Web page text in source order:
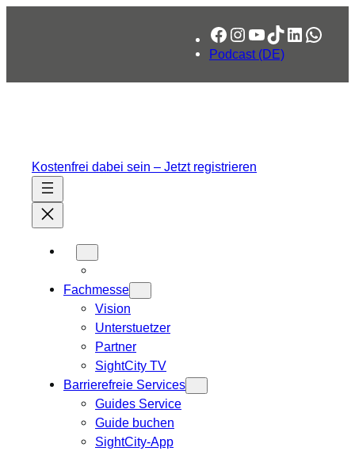
Facebook
Instagram
YouTube
TikTok
LinkedIn
Podcast (DE)
Kostenfrei dabei sein – Jetzt registrieren
Fachmesse
Vision
Unterstuetzer
Partner
SightCity TV
Barrierefreie Services
Guides Service
Guide buchen
SightCity-App